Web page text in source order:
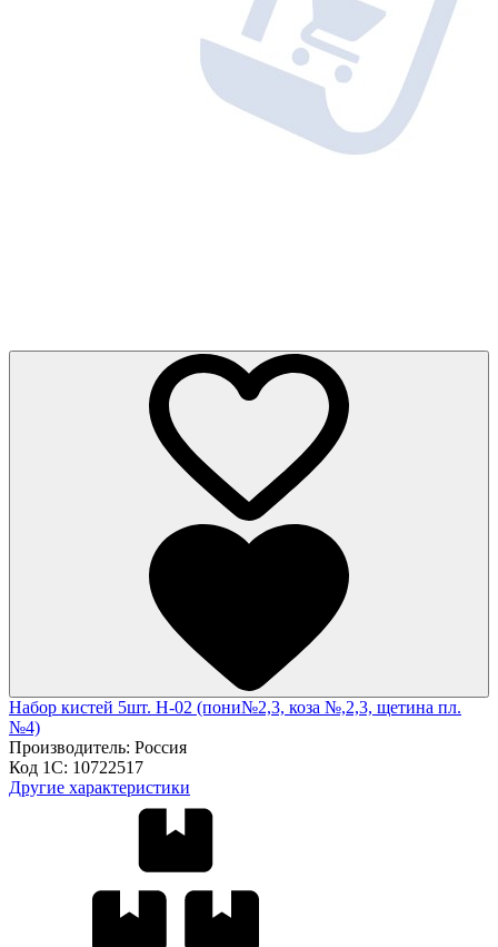
Набор кистей 5шт. Н-02 (пони№2,3, коза №,2,3, щетина пл.
№4)
Производитель: Россия
Код 1С: 10722517
Другие характеристики